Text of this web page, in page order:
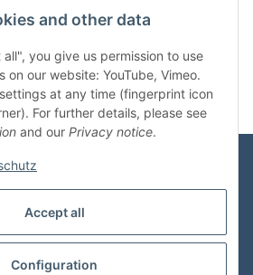
and other data
you give us permission to use
on our website: YouTube, Vimeo.
at any time (fingerprint icon
For further details, please see
and our Privacy notice.
Accept all
Configuration